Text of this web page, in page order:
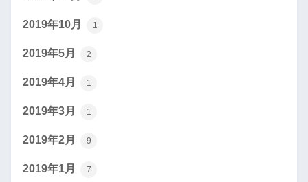
2019年10月 1
2019年5月 2
2019年4月 1
2019年3月 1
2019年2月 9
2019年1月 7